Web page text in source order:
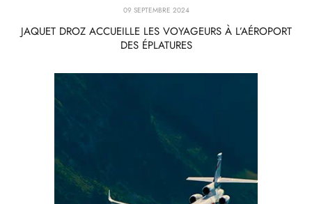
09 SEPTEMBRE 2024
JAQUET DROZ ACCUEILLE LES VOYAGEURS À L’AÉROPORT
DES ÉPLATURES